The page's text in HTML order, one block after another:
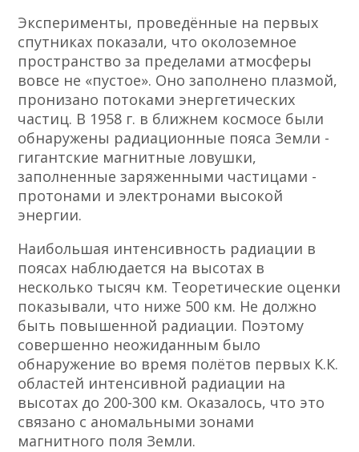
Эксперименты, проведённые на первых
спутниках показали, что околоземное
пространство за пределами атмосферы
вовсе не «пустое». Оно заполнено плазмой,
пронизано потоками энергетических
частиц. В 1958 г. в ближнем космосе были
обнаружены радиационные пояса Земли -
гигантские магнитные ловушки,
заполненные заряженными частицами -
протонами и электронами высокой
энергии.
Наибольшая интенсивность радиации в
поясах наблюдается на высотах в
несколько тысяч км. Теоретические оценки
показывали, что ниже 500 км. Не должно
быть повышенной радиации. Поэтому
совершенно неожиданным было
обнаружение во время полётов первых К.К.
областей интенсивной радиации на
высотах до 200-300 км. Оказалось, что это
связано с аномальными зонами
магнитного поля Земли.